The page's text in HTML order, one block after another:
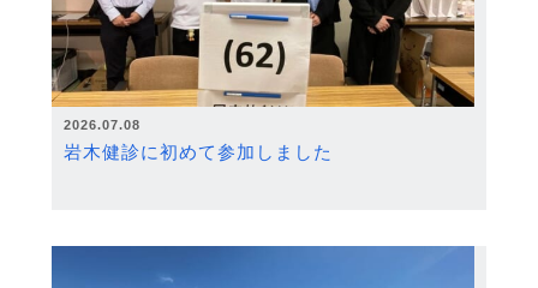
2026.07.08
岩木健診に初めて参加しました